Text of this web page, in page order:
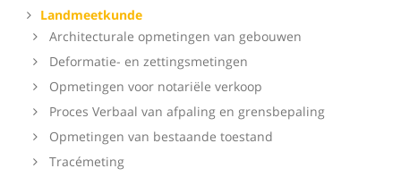
Landmeetkunde
Architecturale opmetingen van gebouwen
Deformatie- en zettingsmetingen
Opmetingen voor notariële verkoop
Proces Verbaal van afpaling en grensbepaling
Opmetingen van bestaande toestand
Tracémeting